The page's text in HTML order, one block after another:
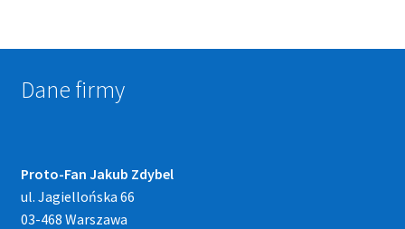
Dane firmy
Proto-Fan Jakub Zdybel
ul. Jagiellońska 66
03-468 Warszawa